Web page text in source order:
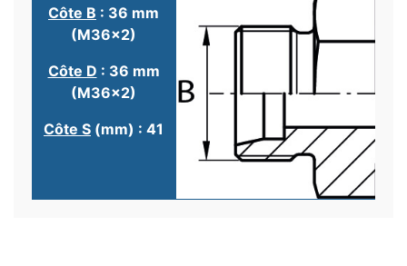
Côte B : 36 mm
(M36x2)
Côte D : 36 mm
(M36x2)
Côte S (mm) : 41